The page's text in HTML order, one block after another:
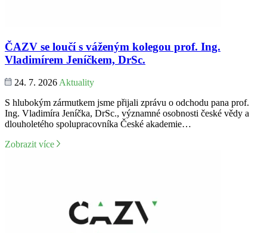
ČAZV se loučí s váženým kolegou prof. Ing.
Vladimírem Jeníčkem, DrSc.
24. 7. 2026 Aktuality
S hlubokým zármutkem jsme přijali zprávu o odchodu pana prof.
Ing. Vladimíra Jeníčka, DrSc., významné osobnosti české vědy a
dlouholetého spolupracovníka České akademie…
Zobrazit více